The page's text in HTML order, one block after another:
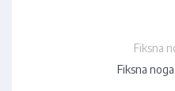
Fiksna
Fiksna